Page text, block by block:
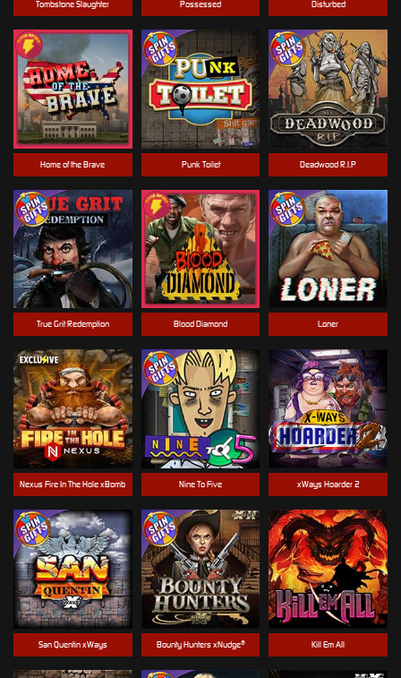
Kill Em All
Blood Diamond
Nexus Fire In The Hole xBomb
Home of the Brave
Tombstone Slaughter
Deadwood R.I.P
Loner
xWays Hoarder 2
Nine To Five
Bounty Hunters xNudge®
San Quentin xWays
Punk Toilet
Possessed Disturbed
True Grit Redemption